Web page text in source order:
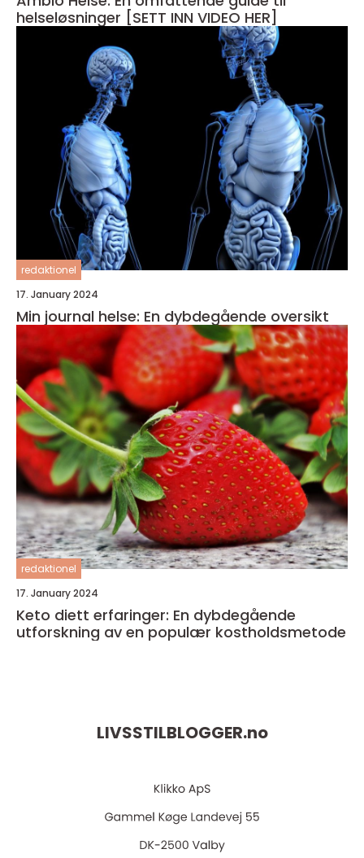
helseløsninger [SETT INN VIDEO HER]
redaktionel
17. January 2024
Min journal helse: En dybdegående oversikt
redaktionel
17. January 2024
Keto diett erfaringer: En dybdegående
utforskning av en populær kostholdsmetode
LIVSSTILBLOGGER.no